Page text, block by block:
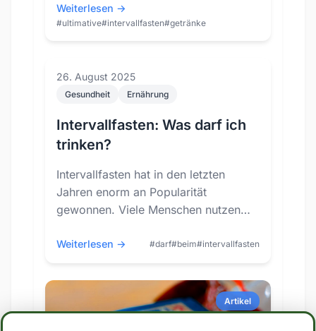
Gesundhei...
Weiterlesen →
#ultimative#intervallfasten#getränke
26. August 2025
Gesundheit Ernährung
Intervallfasten: Was darf ich
trinken?
Intervallfasten hat in den letzten
Jahren enorm an Popularität
gewonnen. Viele Menschen nutzen
verlieren und ihre Gesundh...
Weiterlesen → #darf#beim#intervallfasten
Artikel